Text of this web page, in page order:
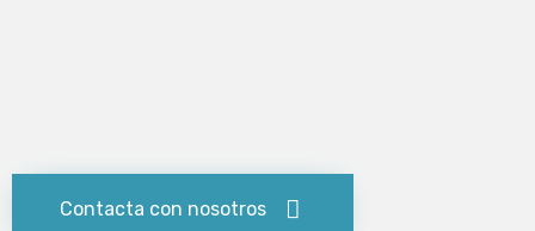
Contacta con nosotros